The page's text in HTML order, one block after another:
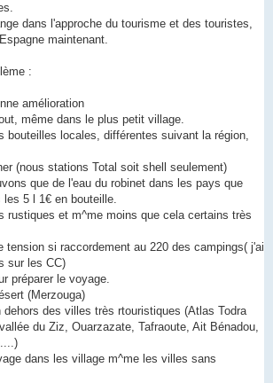
dans l'approche du tourisme et des touristes,
maintenant.
:
amélioration
même dans le plus petit village.
bouteilles locales, différentes suivant la région,
(nous stations Total soit shell seulement)
que de l'eau du robinet dans les pays que
5 l 1€ en bouteille.
rustiques et m^me moins que cela certains très
tension si raccordement au 220 des campings( j'ai
sur les CC)
préparer le voyage.
(Merzouga)
des villes très rtouristiques (Atlas Todra
du Ziz, Ouarzazate, Tafraoute, Ait Bénadou,
dans les village m^me les villes sans